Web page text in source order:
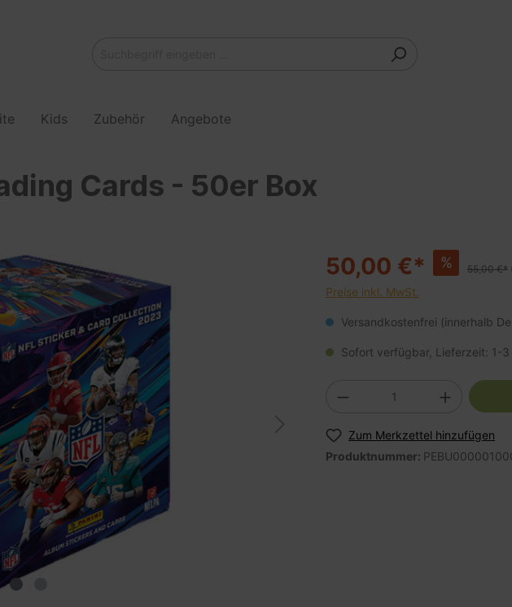
Kids Zubehör Angebote
Cards - 50er Box
50,00 €* % 55,00 €*
Preise inkl. MwSt.
Versandkostenfrei (innerhalb
Sofort verfügbar, Lieferzeit: 1-3
Zum Merkzettel hinzufügen
Produktnummer: